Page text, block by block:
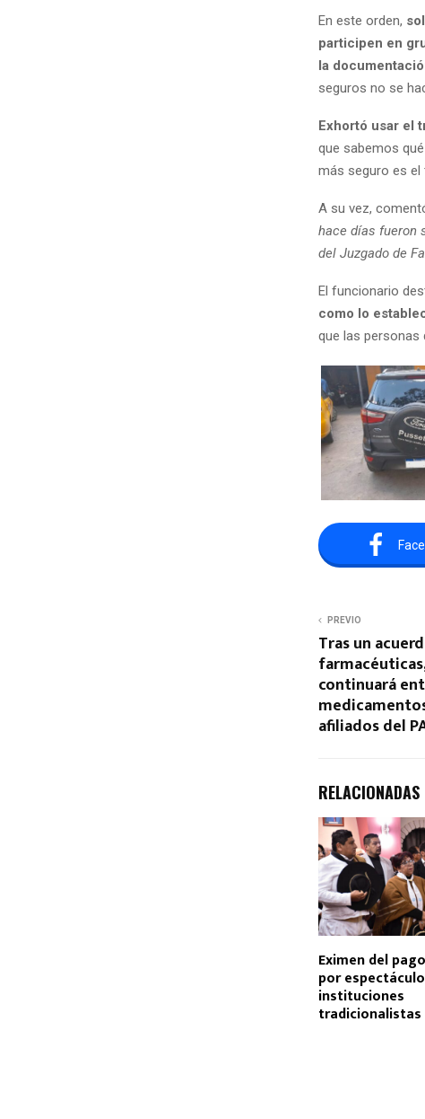
En este orden,
participen en
la
seguros no se
Exhortó usar el
que sabemos
más seguro es el
A su vez,
hace días fueron
del Juzgado de
El funcionario
como lo
que las personas
PREVIO
Tras un
continuará
afiliados del
RELACIONADAS
Eximen del
por
instituciones
tradicionalistas